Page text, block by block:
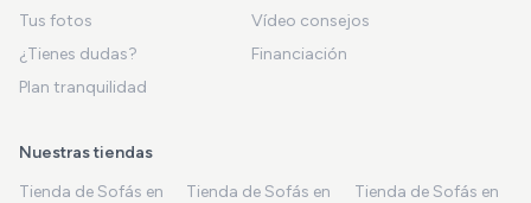
Tus fotos
Vídeo consejos
¿Tienes dudas?
Financiación
Plan tranquilidad
Nuestras tiendas
Tienda de Sofás en
Tienda de Sofás en
Tienda de Sofás en